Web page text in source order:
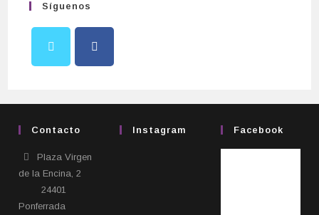
Síguenos
Contacto
Plaza Virgen
de la Encina, 2
24401
Ponferrada​
Instagram Facebook